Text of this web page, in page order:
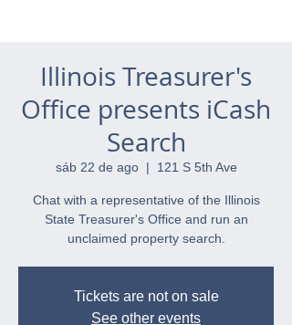
Illinois Treasurer's
Office presents iCash
Search
sáb 22 de ago
  |
121 S 5th Ave
Chat with a representative of the Illinois
State Treasurer's Office and run an
unclaimed property search.
Tickets are not on sale
See other events